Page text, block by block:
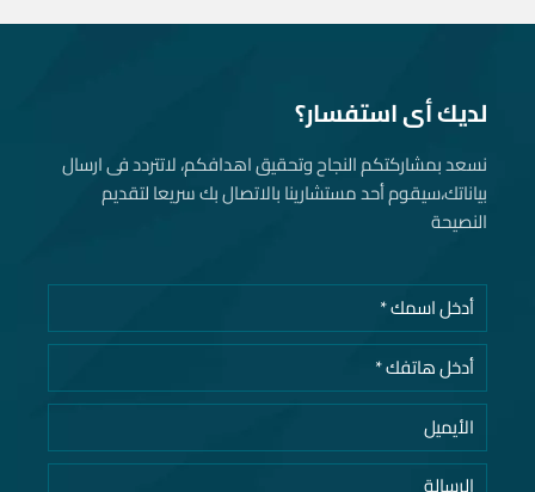
لديك أى استفسار؟
نسعد بمشاركتكم النجاح وتحقيق اهدافكم، لاتتردد فى ارسال
بياناتك، سيقوم أحد مستشارينا بالاتصال بك سريعا لتقديم
النصيحة